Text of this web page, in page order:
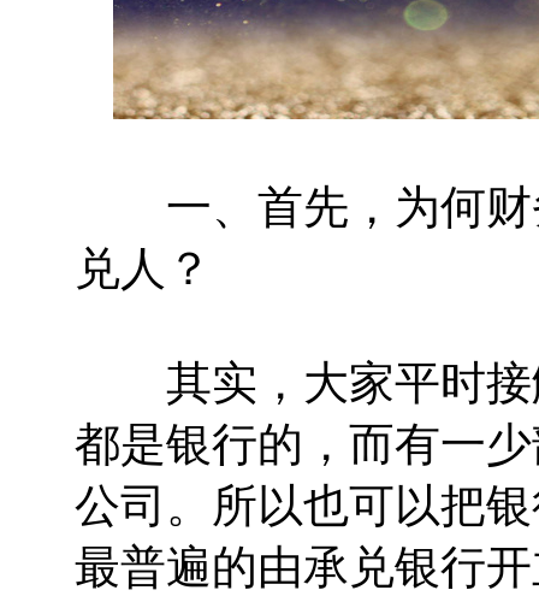
一、首先，为何财
兑人？
其实，大家平时接
都是银行的，而有一
公司。所以也可以把
最普遍的由承兑银行